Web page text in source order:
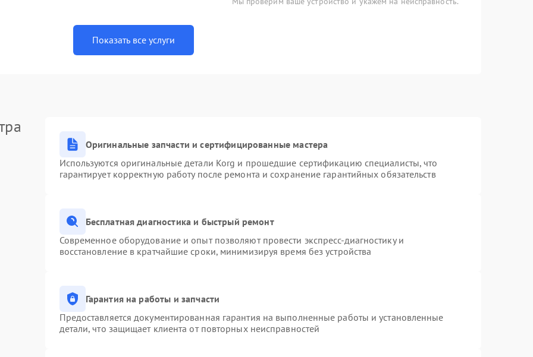
Показать все услуги
Оригинальные запчасти и сертифицированные мастера
Используются оригинальные детали Korg и прошедшие сертификацию специалисты, что
гарантирует корректную работу после ремонта и сохранение гарантийных обязательств
Бесплатная диагностика и быстрый ремонт
Современное оборудование и опыт позволяют провести экспресс-диагностику и
восстановление в кратчайшие сроки, минимизируя время без устройства
Гарантия на работы и запчасти
Предоставляется документированная гарантия на выполненные работы и установленные
детали, что защищает клиента от повторных неисправностей